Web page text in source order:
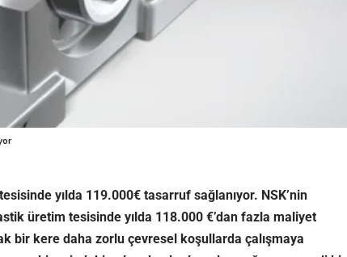
yılda 119.000€ tasarruf sağlanıyor. NSK’nin
üretim tesisinde yılda 118.000 €’dan fazla maliyet
bir kere daha zorlu çevresel koşullarda çalışmaya